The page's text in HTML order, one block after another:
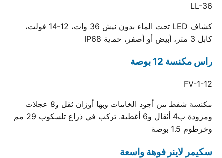
LL-36
كشاف LED تحت الماء بدون نيش 36 وات، 12-14 فولت،
كابل 3 متر، أبيض أو أصفر، حماية IP68
راس مكنسة 12 بوصة
FV-1-12
مكنسة شفط من أجود الخامات وبها أوزان ثقل و8 عجلات
ومزودة ب4 أثقال و6 أغطية. تركب في ذراع تلسكوب 29 مم
وخرطوم 1.5 بوصة
سكيمر لاينر فوهة واسعة